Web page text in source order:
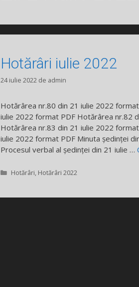
Hotărâri iulie 2022
24 iulie 2022 de admin
Hotărârea nr.80 din 21 iulie 2022
iulie 2022 format PDF Hotărârea nr.82
Hotărârea nr.83 din 21 iulie 2022
iulie 2022 format PDF Minuta ședinței
Procesul verbal al ședinței din 21 iulie …
Categorii
Hotărâri, Hotărâri 2022